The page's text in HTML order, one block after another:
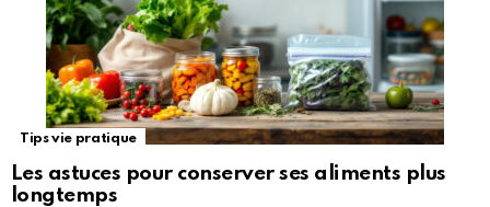
Tips vie pratique
Les astuces pour conserver ses aliments plus
longtemps